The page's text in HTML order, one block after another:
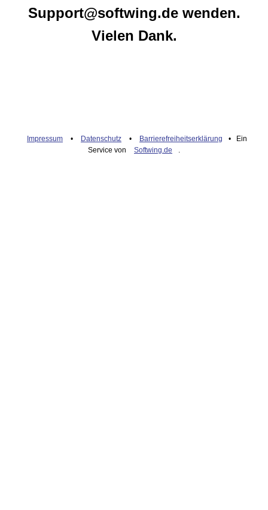
Support@softwing.de wenden.
Vielen Dank.
Impressum • Datenschutz • Barrierefreiheitserklärung
• Ein
Service von
Softwing.de .